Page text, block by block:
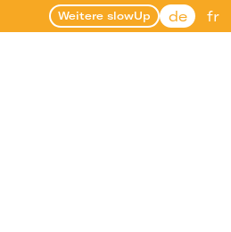
Weitere slowUp de fr